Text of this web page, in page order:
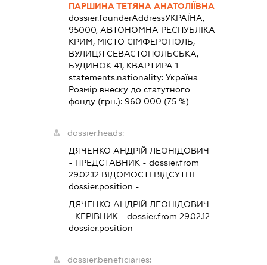
ПАРШИНА ТЕТЯНА АНАТОЛІЇВНА
dossier.founderAddressУКРАЇНА,
95000, АВТОНОМНА РЕСПУБЛІКА
КРИМ, МІСТО СІМФЕРОПОЛЬ,
ВУЛИЦЯ СЕВАСТОПОЛЬСЬКА,
БУДИНОК 41, КВАРТИРА 1
statements.nationality: Україна
Розмір внеску до статутного
фонду (грн.): 960 000 (75 %)
dossier.heads:
ДЯЧЕНКО АНДРІЙ ЛЕОНІДОВИЧ
- ПРЕДСТАВНИК - dossier.from
29.02.12 ВІДОМОСТІ ВІДСУТНІ
dossier.position -
ДЯЧЕНКО АНДРІЙ ЛЕОНІДОВИЧ
- КЕРІВНИК - dossier.from 29.02.12
dossier.position -
dossier.beneficiaries: